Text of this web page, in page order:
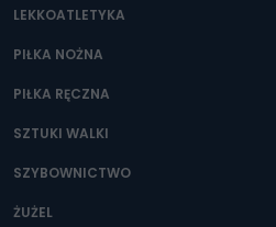
Przetwarzane kategorie Państwa
zostały przekazane w Państwa
które zostały zebrane ze źródeł
kontaktowy, adres
oraz partnerzy wspomagający
biznesowej działalności.
Jak skontaktować się z
danych osobowych?
LEKKOATLETYKA
PIŁKA NOŻNA
PIŁKA RĘCZNA
SZTUKI WALKI
SZYBOWNICTWO
ŻUŻEL